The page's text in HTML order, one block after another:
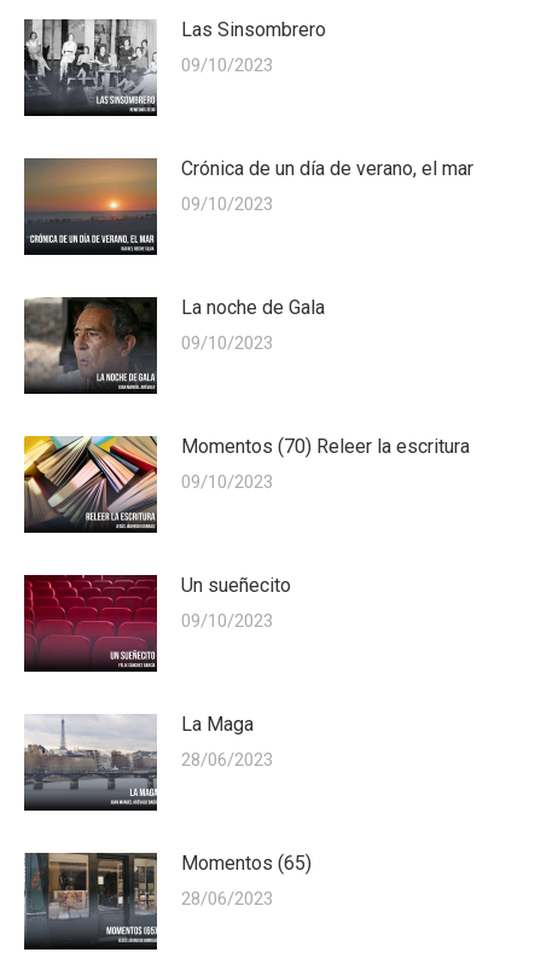
Las Sinsombrero
09/10/2023
Crónica de un día de verano, el mar
09/10/2023
La noche de Gala
09/10/2023
Momentos (70) Releer la escritura
09/10/2023
Un sueñecito
09/10/2023
La Maga
28/06/2023
Momentos (65)
28/06/2023